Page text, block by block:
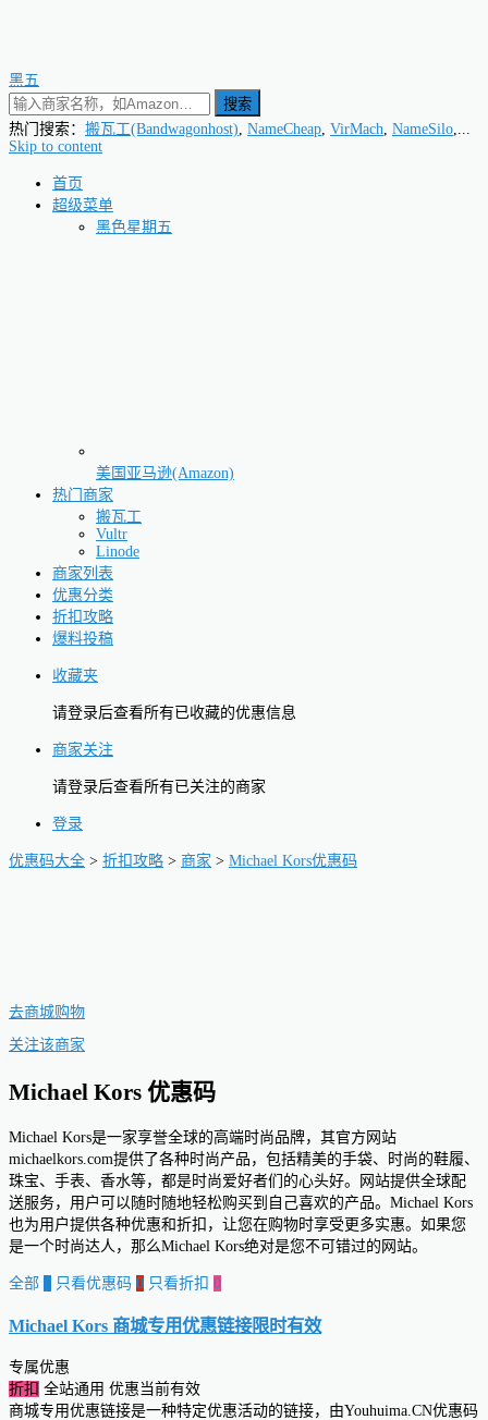
黑五
搜索
热门搜索： 搬瓦工(Bandwagonhost), NameCheap, VirMach, NameSilo,...
Skip to content
首页
超级菜单
黑色星期五
美国亚马逊(Amazon)
热门商家
搬瓦工
Vultr
Linode
商家列表
优惠分类
折扣攻略
爆料投稿
收藏夹
请登录后查看所有已收藏的优惠信息
商家关注
请登录后查看所有已关注的商家
登录
优惠码大全 > 折扣攻略 > 商家 > Michael Kors优惠码
去商城购物
关注该商家
Michael Kors 优惠码
Michael Kors是一家享誉全球的高端时尚品牌，其官方网站
michaelkors.com提供了各种时尚产品，包括精美的手袋、时尚的鞋履、
珠宝、手表、香水等，都是时尚爱好者们的心头好。网站提供全球配
送服务，用户可以随时随地轻松购买到自己喜欢的产品。Michael Kors
也为用户提供各种优惠和折扣，让您在购物时享受更多实惠。如果您
是一个时尚达人，那么Michael Kors绝对是您不可错过的网站。
全部 只看优惠码 0 只看折扣 0
Michael Kors 商城专用优惠链接限时有效
专属优惠
折扣
全站通用 优惠当前有效
商城专用优惠链接是一种特定优惠活动的链接，由Youhuima.CN优惠码